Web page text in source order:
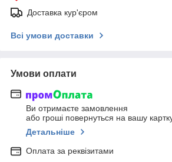
Доставка кур'єром
Всі умови доставки
Умови оплати
Ви отримаєте замовлення
або гроші повернуться на вашу
Детальніше
Оплата за реквізитами